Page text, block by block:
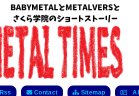
Rss Contact Sitemap